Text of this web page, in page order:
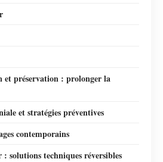
préservation : prolonger la
et stratégies préventives
contemporains
solutions techniques réversibles